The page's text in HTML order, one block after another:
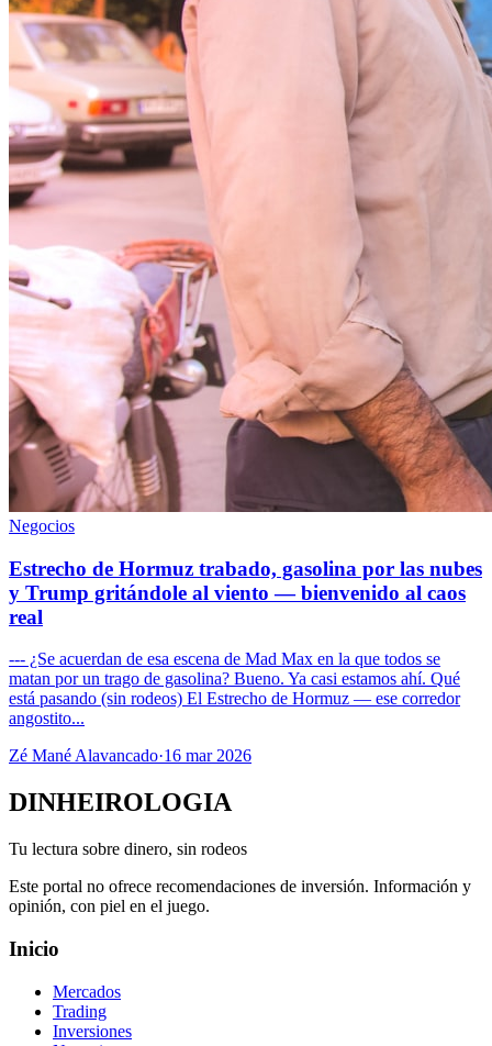
Negocios
Estrecho de Hormuz trabado, gasolina por las nubes
y Trump gritándole al viento — bienvenido al caos
real
--- ¿Se acuerdan de esa escena de Mad Max en la que todos se
matan por un trago de gasolina? Bueno. Ya casi estamos ahí. Qué
está pasando (sin rodeos) El Estrecho de Hormuz — ese corredor
angostito...
Zé Mané Alavancado·16 mar 2026
DINHEIROLOGIA
Tu lectura sobre dinero, sin rodeos
Este portal no ofrece recomendaciones de inversión. Información y
opinión, con piel en el juego.
Inicio
Mercados
Trading
Inversiones